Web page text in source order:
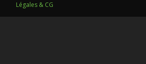
Légales & CG